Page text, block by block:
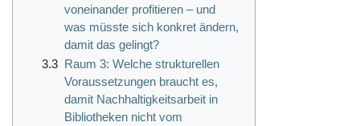
voneinander profitieren – und
was müsste sich konkret ändern,
damit das gelingt?
3.3 Raum 3: Welche strukturellen
Voraussetzungen braucht es,
damit Nachhaltigkeitsarbeit in
Bibliotheken nicht vom